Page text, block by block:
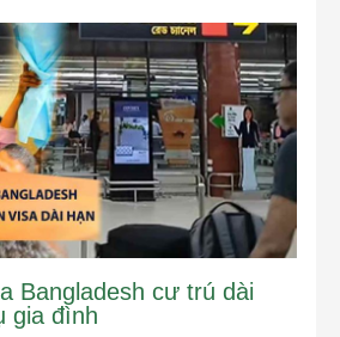
Bangladesh cư trú dài
gia đình